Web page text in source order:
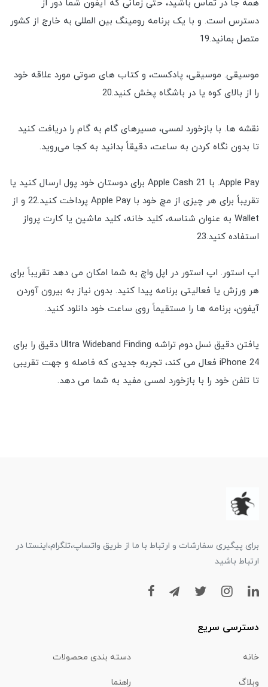
همه جا در تماس باشید، حتی زمانی که آیفون شما دور از
دسترس است. و با یک برنامه رومینگ بین المللی به خارج از کشور
متصل بمانید.19
موسیقی. موسیقی، پادکست، و کتاب های صوتی مورد علاقه خود
را از بالای کوه یا در باشگاه پخش کنید.20
نقشه ها. با بازخورد لمسی، مسیرهای گام به گام را دریافت کنید
تا بدون نگاه کردن به ساعت، دقیقاً بدانید به کجا می‌روید.
Apple Pay. با Apple Cash 21 برای دوستان خود پول ارسال کنید یا
تقریباً برای هر چیزی از مچ خود با Apple Pay پرداخت کنید.22 و از
Wallet به عنوان شناسه، کلید خانه، کلید ماشین یا کارت پرواز
استفاده کنید.23
اپ استور. اپ استور در اپل واچ به شما امکان می دهد تقریباً برای
هر ورزش یا فعالیتی برنامه پیدا کنید. بدون نیاز به بیرون آوردن
آیفون، برنامه ها را مستقیماً روی ساعت خود دانلود کنید.
یافتن دقیق نسل دوم تراشه Ultra Wideband Finding دقیق را برای
iPhone 24 فعال می کند، تجربه جدیدی که فاصله و جهت تقریبی
تا تلفن خود را با بازخورد لمسی مفید به شما می دهد.
برای پیگیری سفارشات و ارتباط با ما از طریق واتساپ،تلگرام،اینستا در
ارتباط باشید
دسترسی سریع
خانه دسته بندی محصولات
وبلاگ راهنما